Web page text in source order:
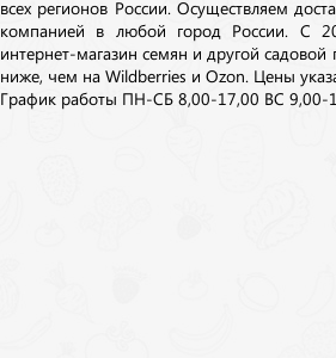
всех регионов России. Осуществляем
компанией в любой город России. С
интернет-магазин семян и другой
ниже, чем на Wildberries и Ozon. Цены
График работы ПН-СБ 8,00-17,00 ВС 9,00-